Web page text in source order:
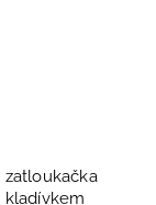
zatloukačka
kladívkem